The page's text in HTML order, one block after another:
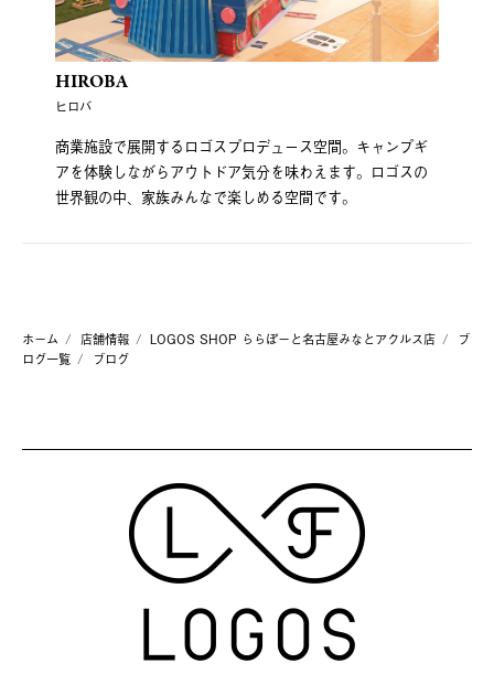
HIROBA
ヒロバ
商業施設で展開するロゴスプロデュース空間。キャンプギ
アを体験しながらアウトドア気分を味わえます。ロゴスの
世界観の中、家族みんなで楽しめる空間です。
ホーム 店舗情報 LOGOS SHOP ららぽーと名古屋みなとアクルス店
ブ
ログ一覧
ブログ